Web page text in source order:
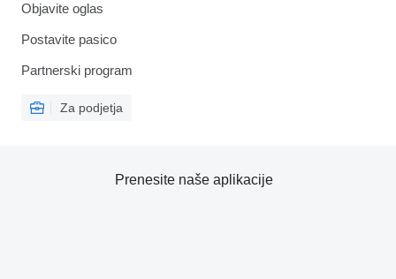
Objavite oglas
Postavite pasico
Partnerski program
Za podjetja
Prenesite naše aplikacije